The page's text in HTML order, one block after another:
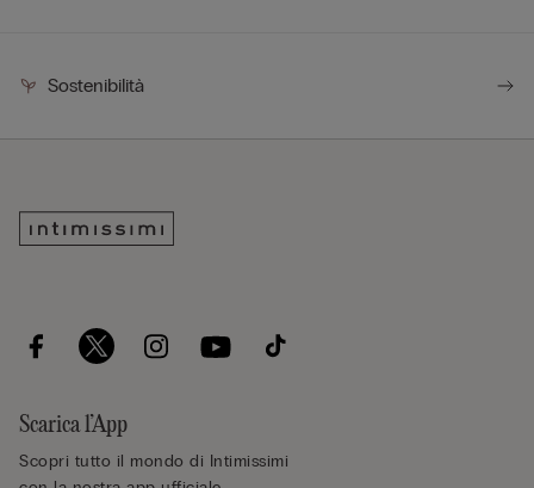
Sostenibilità
Scarica l’App
Scopri tutto il mondo di Intimissimi